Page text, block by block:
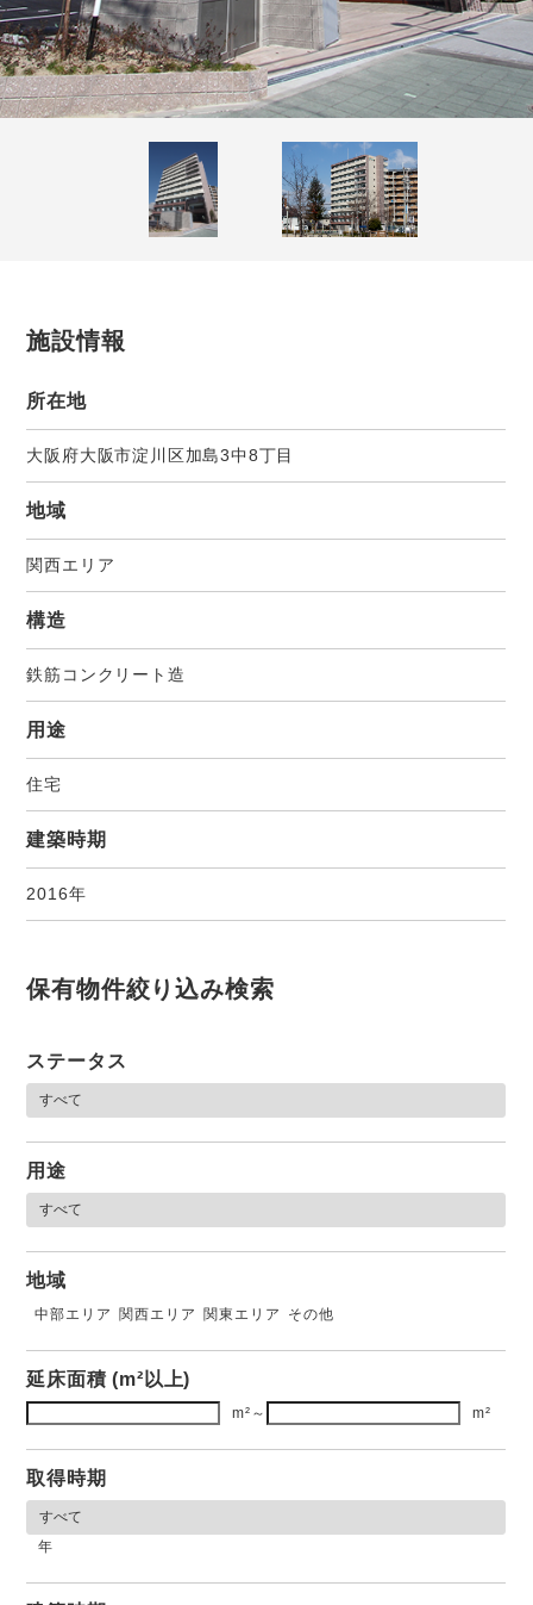
施設情報
所在地
大阪府大阪市淀川区加島3中8丁目
地域
関西エリア
構造
鉄筋コンクリート造
用途
住宅
建築時期
2016年
保有物件絞り込み検索
ステータス
用途
地域
中部エリア 関西エリア 関東エリア その他
延床面積 (m²以上)
m² ～ m²
取得時期
年